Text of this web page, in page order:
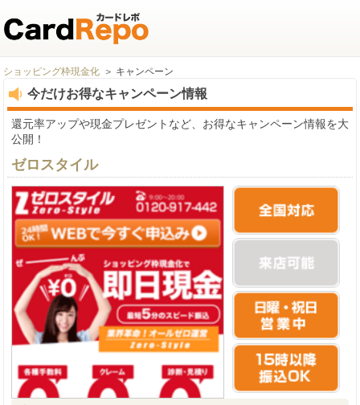
ショッピング枠現金化 キャンペーン
今だけお得なキャンペーン情報
還元率アップや現金プレゼントなど、お得なキャンペーン情報を大
公開！
ゼロスタイル